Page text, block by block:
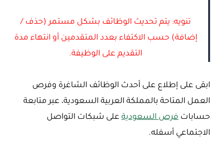
تنويه: يتم تحديث الوظائف بشكل مستمر (حذف /
إضافة) حسب الاكتفاء بعدد المتقدمين أو انتهاء مدة
التقديم على الوظيفة.
ابقى على إطلاع على أحدث الوظائف الشاغرة وفرص
العمل المتاحة بالمملكة العربية السعودية، عبر متابعة
حسابات فرص السعودية على شبكات التواصل
الاجتماعي أسفله.